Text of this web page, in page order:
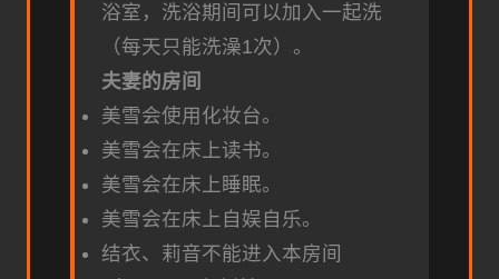
浴室，洗浴期间可以加入一起洗
（每天只能洗澡1次）。
夫妻的房间
美雪会使用化妆台。
美雪会在床上读书。
美雪会在床上睡眠。
美雪会在床上自娱自乐。
结衣、莉音不能进入本房间